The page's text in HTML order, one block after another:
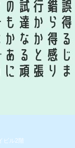
ビル2階